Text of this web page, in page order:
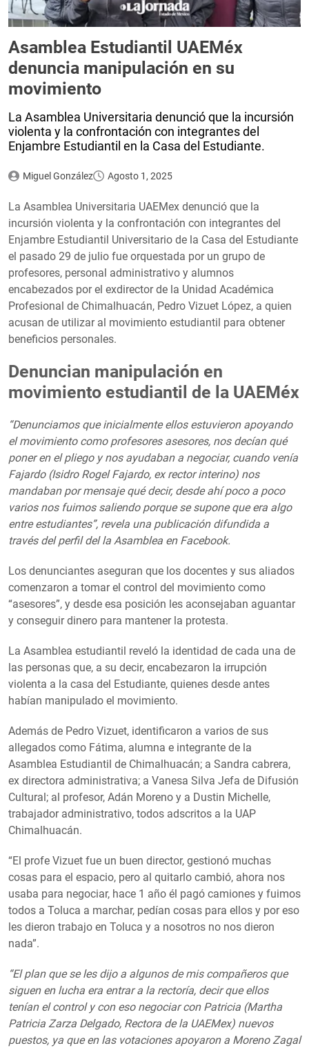
Asamblea Estudiantil UAEMéx
denuncia manipulación en su
movimiento
La Asamblea Universitaria denunció que la incursión
violenta y la confrontación con integrantes del
Enjambre Estudiantil en la Casa del Estudiante.
Miguel González Agosto 1, 2025
La Asamblea Universitaria UAEMex denunció que la
incursión violenta y la confrontación con integrantes del
Enjambre Estudiantil Universitario de la Casa del Estudiante
el pasado 29 de julio fue orquestada por un grupo de
profesores, personal administrativo y alumnos
encabezados por el exdirector de la Unidad Académica
Profesional de Chimalhuacán, Pedro Vizuet López, a quien
acusan de utilizar al movimiento estudiantil para obtener
beneficios personales.
Denuncian manipulación en
movimiento estudiantil de la UAEMéx
“Denunciamos que inicialmente ellos estuvieron apoyando
el movimiento como profesores asesores, nos decían qué
poner en el pliego y nos ayudaban a negociar, cuando venía
Fajardo (Isidro Rogel Fajardo, ex rector interino) nos
mandaban por mensaje qué decir, desde ahí poco a poco
varios nos fuimos saliendo porque se supone que era algo
entre estudiantes”, revela una publicación difundida a
través del perfil del la Asamblea en Facebook.
Los denunciantes aseguran que los docentes y sus aliados
comenzaron a tomar el control del movimiento como
“asesores”, y desde esa posición les aconsejaban aguantar
y conseguir dinero para mantener la protesta.
La Asamblea estudiantil reveló la identidad de cada una de
las personas que, a su decir, encabezaron la irrupción
violenta a la casa del Estudiante, quienes desde antes
habían manipulado el movimiento.
Además de Pedro Vizuet, identificaron a varios de sus
allegados como Fátima, alumna e integrante de la
Asamblea Estudiantil de Chimalhuacán; a Sandra cabrera,
ex directora administrativa; a Vanesa Silva Jefa de Difusión
Cultural; al profesor, Adán Moreno y a Dustin Michelle,
trabajador administrativo, todos adscritos a la UAP
Chimalhuacán.
“El profe Vizuet fue un buen director, gestionó muchas
cosas para el espacio, pero al quitarlo cambió, ahora nos
usaba para negociar, hace 1 año él pagó camiones y fuimos
todos a Toluca a marchar, pedían cosas para ellos y por eso
les dieron trabajo en Toluca y a nosotros no nos dieron
nada”.
“El plan que se les dijo a algunos de mis compañeros que
siguen en lucha era entrar a la rectoría, decir que ellos
tenían el control y con eso negociar con Patricia (Martha
Patricia Zarza Delgado, Rectora de la UAEMex) nuevos
puestos, ya que en las votaciones apoyaron a Moreno Zagal